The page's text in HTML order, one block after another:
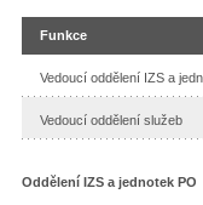
Funkce
Vedoucí oddělení IZS a
Vedoucí oddělení služeb
Oddělení IZS a jednotek PO